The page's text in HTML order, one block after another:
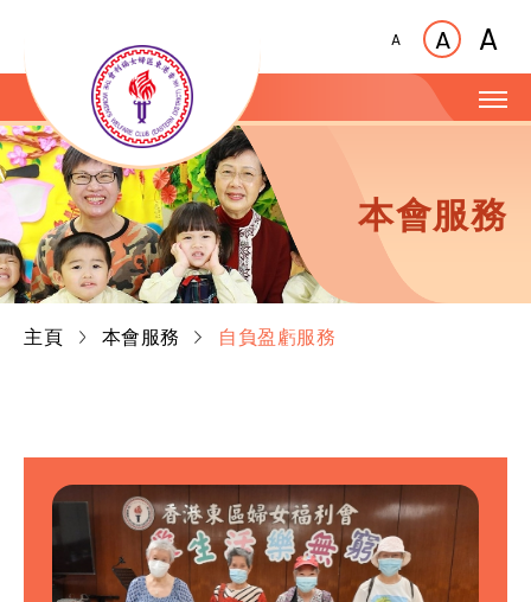
A A A
本會服務
主頁 本會服務 自負盈虧服務